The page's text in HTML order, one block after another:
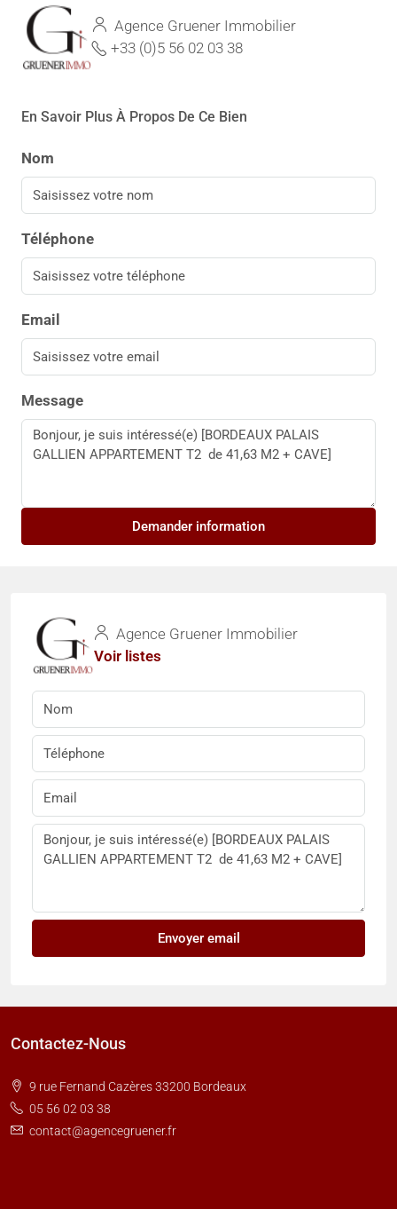
Agence Gruener Immobilier
+33 (0)5 56 02 03 38
En Savoir Plus À Propos De Ce Bien
Nom
Téléphone
Email
Message
Demander information
Agence Gruener Immobilier
Voir listes
Envoyer email
Contactez-Nous
9 rue Fernand Cazères 33200 Bordeaux
05 56 02 03 38
contact@agencegruener.fr